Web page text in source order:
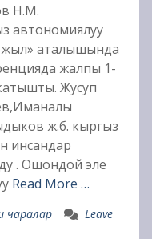
Н.М.
автономиялуу
жыл» аталышында
жалпы 1-
Жусуп
ж.б. кыргыз
инсандар
. Ошондой эле
Read More …
чаралар
Leave